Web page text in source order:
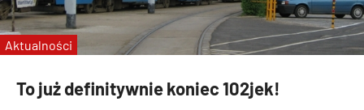
To już definitywnie koniec 102jek!
Aktualności